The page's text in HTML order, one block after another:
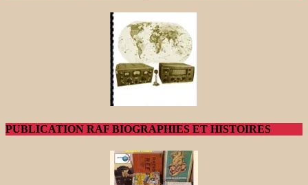
PUBLICATION RAF BIOGRAPHIES ET HISTOIRES